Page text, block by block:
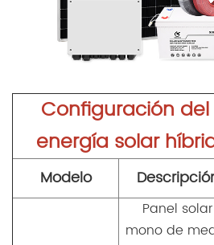
Configuración
energía solar
Modelo
Panel solar
mono de